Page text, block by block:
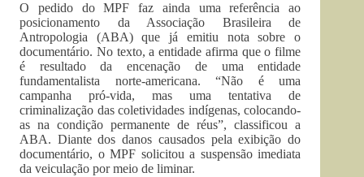
O pedido do MPF faz ainda uma referência ao
posicionamento da Associação Brasileira de
Antropologia (ABA) que já emitiu nota sobre o
documentário. No texto, a entidade afirma que o filme
é resultado da encenação de uma entidade
fundamentalista norte-americana. “Não é uma
campanha pró-vida, mas uma tentativa de
criminalização das coletividades indígenas, colocando-
as na condição permanente de réus”, classificou a
ABA. Diante dos danos causados pela exibição do
documentário, o MPF solicitou a suspensão imediata
da veiculação por meio de liminar.